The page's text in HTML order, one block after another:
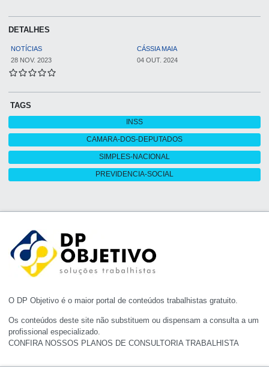
DETALHES
NOTÍCIAS
CÁSSIA MAIA
28 NOV. 2023
04 OUT. 2024
TAGS
INSS
CAMARA-DOS-DEPUTADOS
SIMPLES-NACIONAL
PREVIDENCIA-SOCIAL
O DP Objetivo é o maior portal de conteúdos trabalhistas gratuito.
Os conteúdos deste site não substituem ou dispensam a consulta a um
profissional especializado.
CONFIRA NOSSOS PLANOS DE CONSULTORIA TRABALHISTA